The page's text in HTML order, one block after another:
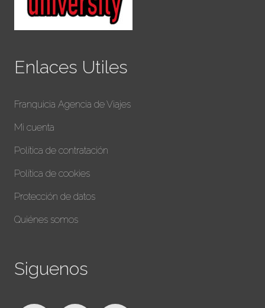
Enlaces Utiles
Franquicia Agencia de Viajes
Mi cuenta
Política de contratación
Política de cookies
Protección de datos
Quiénes somos
Siguenos